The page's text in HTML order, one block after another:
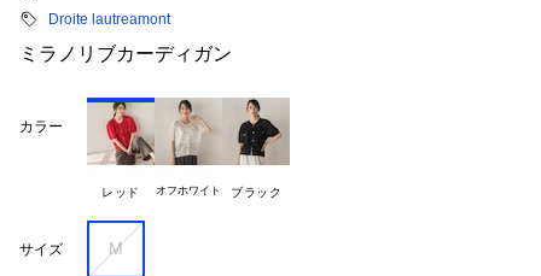
Droite lautreamont
ミラノリブカーディガン
カラー
レッド オフホワイト ブラック
サイズ M